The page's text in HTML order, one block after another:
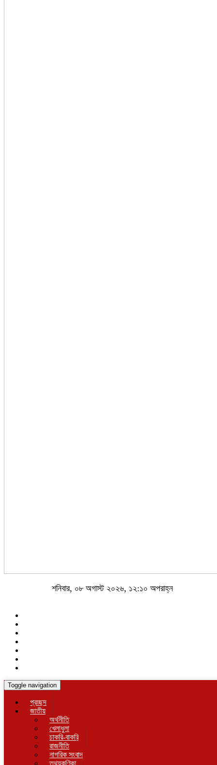
শনিবার, ০৮ অগাস্ট ২০২৬, ১২:১০ অপরাহ্ন
Toggle navigation
প্রচ্ছদ
জাতীয়
অর্থনীতি
খেলাধুলা
চাকরি-বাকরি
রাজনীতি
নাগরিক সংবাদ
তথ্যকণিকা